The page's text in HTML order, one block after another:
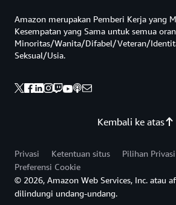
Kembali ke atas
Amazon merupakan Pemberi Kerja yang
Kesempatan yang Sama untuk semua
Minoritas/Wanita/Difabel/Veteran/
Seksual/Usia.
Privasi Ketentuan situs
Pilihan
Preferensi Cookie
© 2026, Amazon Web Services, Inc. atau
dilindungi undang-undang.